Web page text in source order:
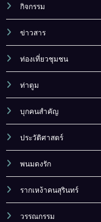
กิจกรรม
ข่าวสาร
ท่องเที่ยวชุมชน
ท่าตูม
บุกคนสำคัญ
ประวัติศาสตร์
พนมดงรัก
รากเหง้าคนสุรินทร์
วรรณกรรม